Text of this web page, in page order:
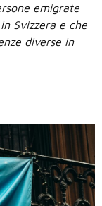
emigrate
Svizzera e che
diverse in